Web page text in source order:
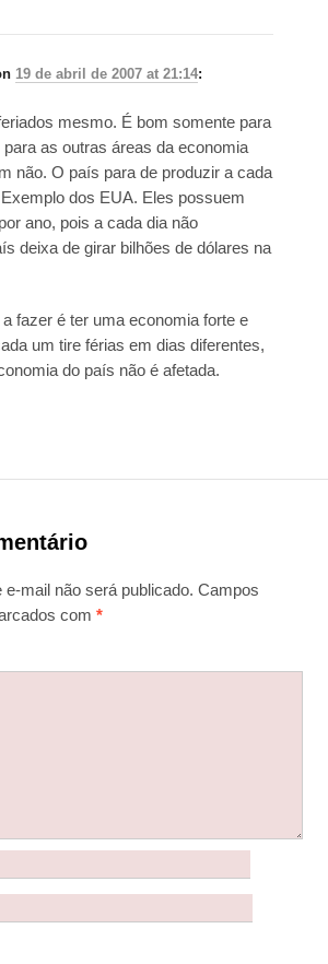
19 de abril de 2007 at 21:14:
mesmo. É bom somente para
as outras áreas da economia
não. O país para de produzir a cada
dos EUA. Eles possuem
ano, pois a cada dia não
deixa de girar bilhões de dólares na
fazer é ter uma economia forte e
um tire férias em dias diferentes,
do país não é afetada.
mail não será publicado. Campos
com *